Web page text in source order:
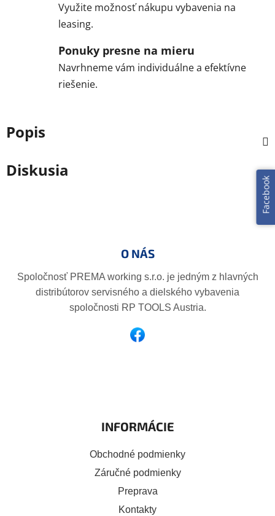
Využite možnosť nákupu vybavenia na
leasing.
Ponuky presne na mieru
Navrhneme vám individuálne a efektívne
riešenie.
Popis
Diskusia
O NÁS
Spoločnosť PREMA working s.r.o. je jedným z hlavných
distribútorov servisného a dielského vybavenia
spoločnosti RP TOOLS Austria.
INFORMÁCIE
Obchodné podmienky
Záručné podmienky
Preprava
Kontakty
Facebook